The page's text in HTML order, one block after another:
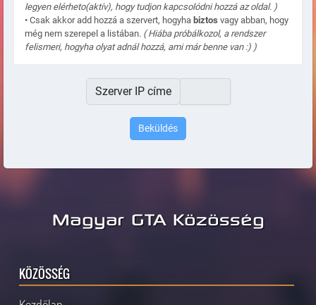
legyen elérheto(aktív), hogy tudjon kapcsolódni hozzá az oldal. )
• Csak akkor add hozzá a szervert, hogyha biztos vagy abban, hogy
még nem szerepel a listában. ( Hiába próbálkozol, a rendszer
felismeri, hogyha olyat adnál hozzá, ami már benne van :) )
Szerver IP címe
Magyar GTA Közösség
KÖZÖSSÉG